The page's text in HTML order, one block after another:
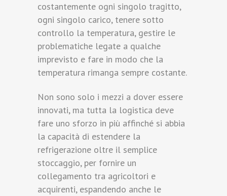
costantemente ogni singolo tragitto,
ogni singolo carico, tenere sotto
controllo la temperatura, gestire le
problematiche legate a qualche
imprevisto e fare in modo che la
temperatura rimanga sempre costante.
Non sono solo i mezzi a dover essere
innovati, ma tutta la logistica deve
fare uno sforzo in più affinché si abbia
la capacità di estendere la
refrigerazione oltre il semplice
stoccaggio, per fornire un
collegamento tra agricoltori e
acquirenti, espandendo anche le